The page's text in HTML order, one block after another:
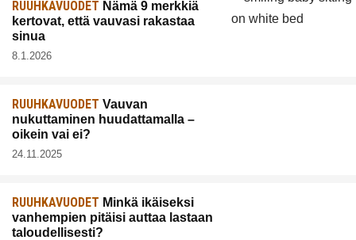
RUUHKAVUODET Nämä 9 merkkiä
kertovat, että vauvasi rakastaa
sinua
8.1.2026
RUUHKAVUODET Vauvan
nukuttaminen huudattamalla –
oikein vai ei?
24.11.2025
RUUHKAVUODET Minkä ikäiseksi
vanhempien pitäisi auttaa lastaan
taloudellisesti?